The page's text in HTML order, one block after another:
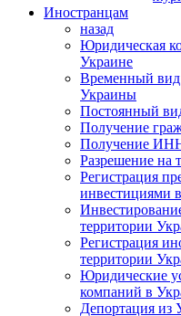
Иностранцам
назад
Юридическая
Украине
Временный вид
Украины
Постоянный
Получение
Получение
Разрешение на
Регистрация
инвестициями
территории
Регистрация
территории
Юридические
компаний в
Депортация из